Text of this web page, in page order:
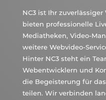
NC3 ist Ihr
bieten professionelle
Mediatheken, Video-
weitere Webvideo-
Hinter NC3 steht ein
Webentwicklern und
die Begeisterung für
teilen. Wir verbinden